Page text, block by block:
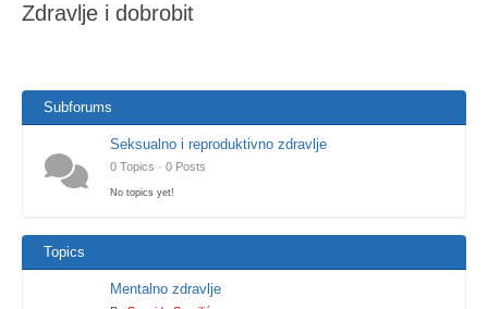
Zdravlje i dobrobit
Subforums
Seksualno i reproduktivno zdravlje
0 Topics · 0 Posts
No topics yet!
Topics
Mentalno zdravlje